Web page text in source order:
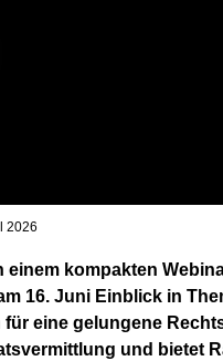
2026
einem kompakten
16. Juni Einblick in
für eine gelungene
und bietet